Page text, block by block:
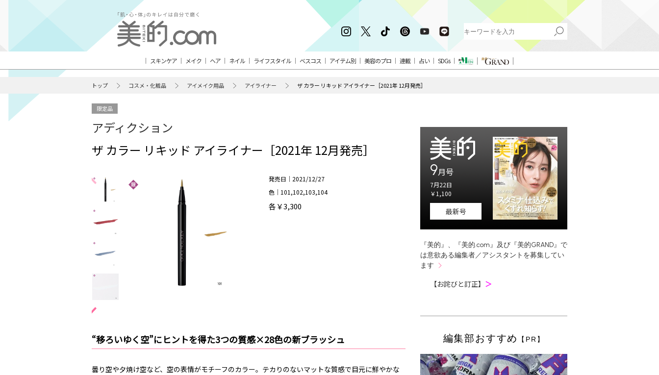
スキンケア メイク ヘア ネイル ライフスタイル ベスコス アイテム別 美容のプロ 連載 占い SDGs
トップ コスメ・化粧品 アイメイク用品 アイライナー ザ カラー リキッド アイライナー［2021年 12月発売］
限定品
アディクション
ザ カラー リキッド アイライナー［2021年 12月発売］
発売日｜2021/12/27
色｜101,102,103,104
各￥3,300
“移ろいゆく空”にヒントを得た3つの質感×28色の新ブラッシュ
曇り空や夕焼け空など、空の表情がモチーフのカラー。テカりのないマットな質感で目元に鮮やかな
9月号
7月22日
￥1,100
最新号
『美的』、『美的.com』及び『美的GRAND』で
は意欲ある編集者／アシスタントを募集してい
ます
【お詫びと訂正】 ＞
編集部おすすめ 【PR】